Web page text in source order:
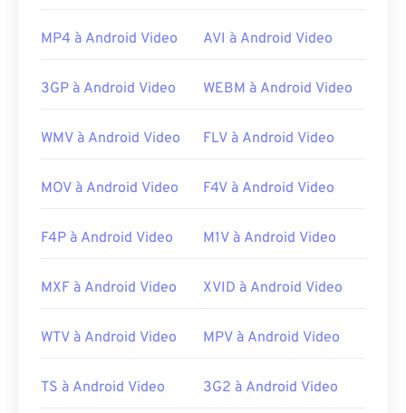
d'utiliser le lecteur multimédia VLC. Ce lecteur est
format MKV n'est pas une norme industrielle, ce
pourraient ne pas le prendre en charge.
compresser les fichiers, ce qui peut entraîner une
fichier MKV, une autre option consiste à
avec le lecteur multimédia sélectionné. Pour ce
Ninite.
Développé par : Matroska
MP4 à Android Video AVI à Android Video
3GP à Android Video WEBM à Android Video
WMV à Android Video FLV à Android Video
MOV à Android Video F4V à Android Video
F4P à Android Video M1V à Android Video
MXF à Android Video XVID à Android Video
WTV à Android Video MPV à Android Video
TS à Android Video 3G2 à Android Video